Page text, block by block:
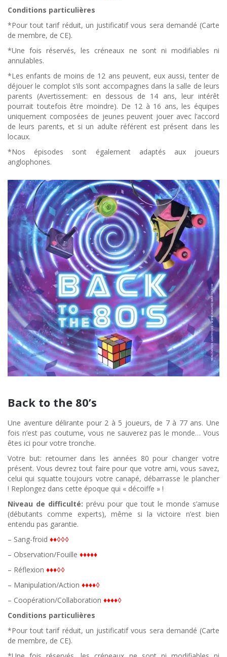
Conditions particulières
*Pour tout tarif réduit, un justificatif vous sera demandé (Carte
de membre, de CE).
*Une fois réservés, les créneaux ne sont ni modifiables ni
annulables.
*Les enfants de moins de 12 ans peuvent, eux aussi, tenter de
déjouer le complot s’ils sont accompagnes dans la salle de leurs
parents (Avertissement: en dessous de 14 ans, leur intérêt
pourrait toutefois être moindre). De 12 à 16 ans, les équipes
uniquement composées de jeunes peuvent jouer avec l’accord
de leurs parents, et si un adulte référent est présent dans les
locaux.
*Nos épisodes sont également adaptés aux joueurs
anglophones.
Back to the 80’s
Une aventure délirante pour 2 à 5 joueurs, de 7 à 77 ans. Une
fois n’est pas coutume, vous ne sauverez pas le monde… Vous
êtes ici pour votre tronche.
Votre but: retourner dans les années 80 pour changer votre
présent. Vous devrez tout faire pour que votre ami, vous savez,
celui qui squatte toujours votre canapé, débarrasse le plancher
! Replongez dans cette époque qui « décoiffe » !
Niveau de difficulté: prévu pour que tout le monde s’amuse
(débutants comme experts), même si la victoire n’est bien
entendu pas garantie.
– Sang-froid ♦♦◊◊◊
– Observation/Fouille ♦♦♦♦♦
– Réflexion ♦♦♦◊◊
– Manipulation/Action ♦♦♦♦◊
– Coopération/Collaboration ♦♦♦♦◊
Conditions particulières
*Pour tout tarif réduit, un justificatif vous sera demandé (Carte
de membre, de CE).